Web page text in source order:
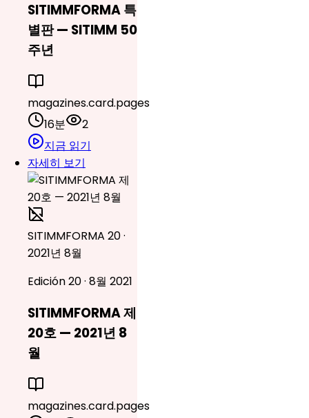
SITIMMFORMA 특
별판 — SITIMM 50
주년
magazines.card.pages
16분
2
지금 읽기
자세히 보기
SITIMMFORMA 20 ·
2021년 8월
Edición 20 · 8월 2021
SITIMMFORMA 제
20호 — 2021년 8
월
magazines.card.pages